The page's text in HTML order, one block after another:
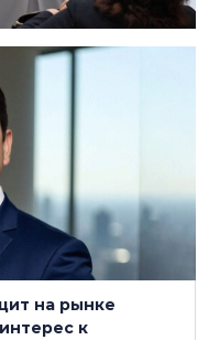
на рынке
к